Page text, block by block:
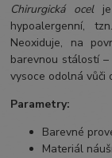
Chirurgická ocelje
hypoalergenní,
Neoxiduje, na
barevnou stálostí –
vysoce odolná vůči
Parametry:
Barevné
Materiál